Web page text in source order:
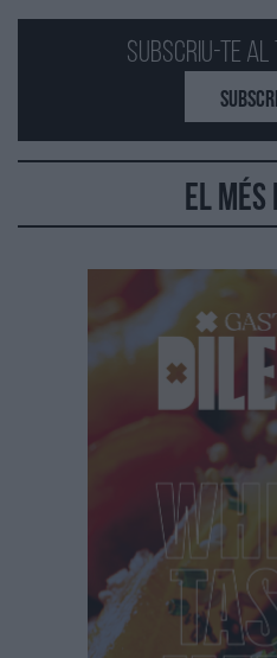
Subscriu-te al
El